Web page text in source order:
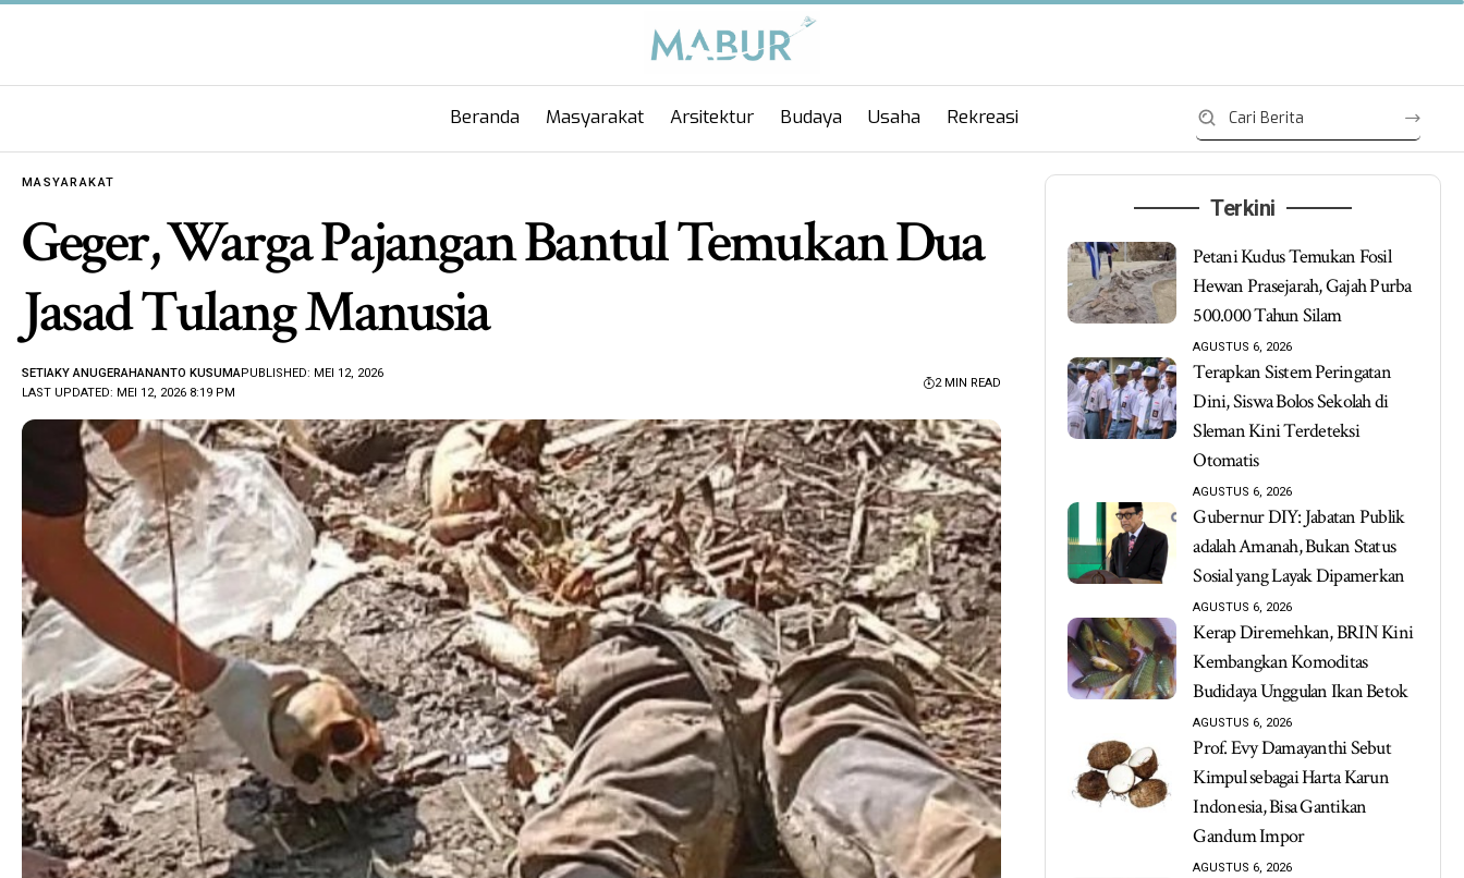
Beranda Masyarakat Arsitektur Budaya Usaha Rekreasi
MASYARAKAT
Geger, Warga Pajangan Bantul Temukan Dua
Jasad Tulang Manusia
LAST UPDATED: MEI 12, 2026 8:19 PM
SETIAKY ANUGERAHANANTO KUSUMAPUBLISHED: MEI 12, 2026
2 MIN READ
Terkini
Petani Kudus Temukan Fosil
Hewan Prasejarah, Gajah Purba
500.000 Tahun Silam
AGUSTUS 6, 2026
Terapkan Sistem Peringatan
Dini, Siswa Bolos Sekolah di
Sleman Kini Terdeteksi
Otomatis
AGUSTUS 6, 2026
Gubernur DIY: Jabatan Publik
adalah Amanah, Bukan Status
Sosial yang Layak Dipamerkan
AGUSTUS 6, 2026
Kerap Diremehkan, BRIN Kini
Kembangkan Komoditas
Budidaya Unggulan Ikan Betok
AGUSTUS 6, 2026
Prof. Evy Damayanthi Sebut
Kimpul sebagai Harta Karun
Indonesia, Bisa Gantikan
Gandum Impor
AGUSTUS 6, 2026